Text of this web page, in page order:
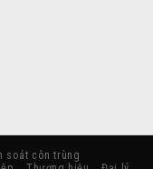
soát côn trùng